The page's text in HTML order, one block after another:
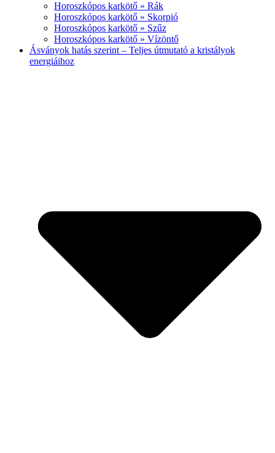
Horoszkópos karkötő » Rák
Horoszkópos karkötő » Skorpió
Horoszkópos karkötő » Szűz
Horoszkópos karkötő » Vízöntő
Ásványok hatás szerint – Teljes útmutató a kristályok
energiáihoz